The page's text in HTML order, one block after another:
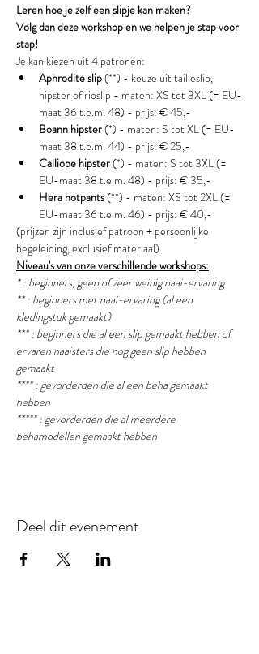
Leren hoe je zelf een slipje kan maken?
Volg dan deze workshop en we helpen je stap voor
stap!
Je kan kiezen uit 4 patronen:
Aphrodite slip (**) - keuze uit tailleslip,
hipster of rioslip - maten: XS tot 3XL (= EU-
maat 36 t.e.m. 48) - prijs: € 45,-
Boann hipster (*) - maten: S tot XL (= EU-
maat 38 t.e.m. 44) - prijs: € 25,-
Calliope hipster (*) - maten: S tot 3XL (=
EU-maat 38 t.e.m. 48) - prijs: € 35,-
Hera hotpants (**) - maten: XS tot 2XL (=
EU-maat 36 t.e.m. 46) - prijs: € 40,-
(prijzen zijn inclusief patroon + persoonlijke
begeleiding, exclusief materiaal)
Niveau's van onze verschillende workshops:
* : beginners, geen of zeer weinig naai-ervaring
** : beginners met naai-ervaring (al een
kledingstuk gemaakt)
*** : beginners die al een slip gemaakt hebben of
ervaren naaisters die nog geen slip hebben
gemaakt
**** : gevorderden die al een beha gemaakt
hebben
***** : gevorderden die al meerdere
behamodellen gemaakt hebben
Deel dit evenement